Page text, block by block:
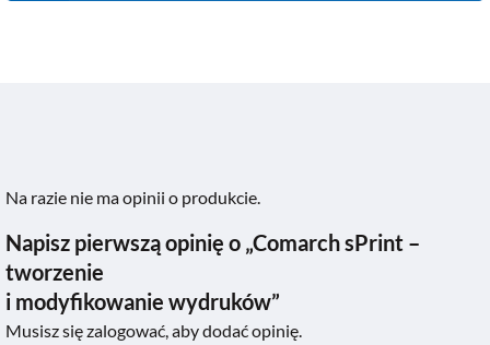
Na razie nie ma opinii o produkcie.
Napisz pierwszą opinię o „Comarch sPrint –
tworzenie
i modyfikowanie wydruków”
Musisz sięzalogować , aby dodać opinię.